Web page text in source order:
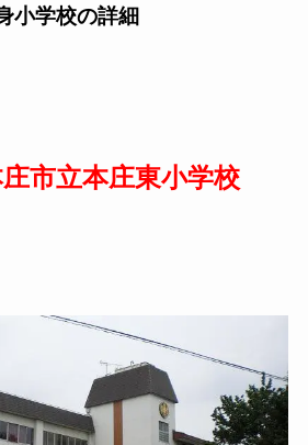
小学校の詳細
市立本庄東小学校